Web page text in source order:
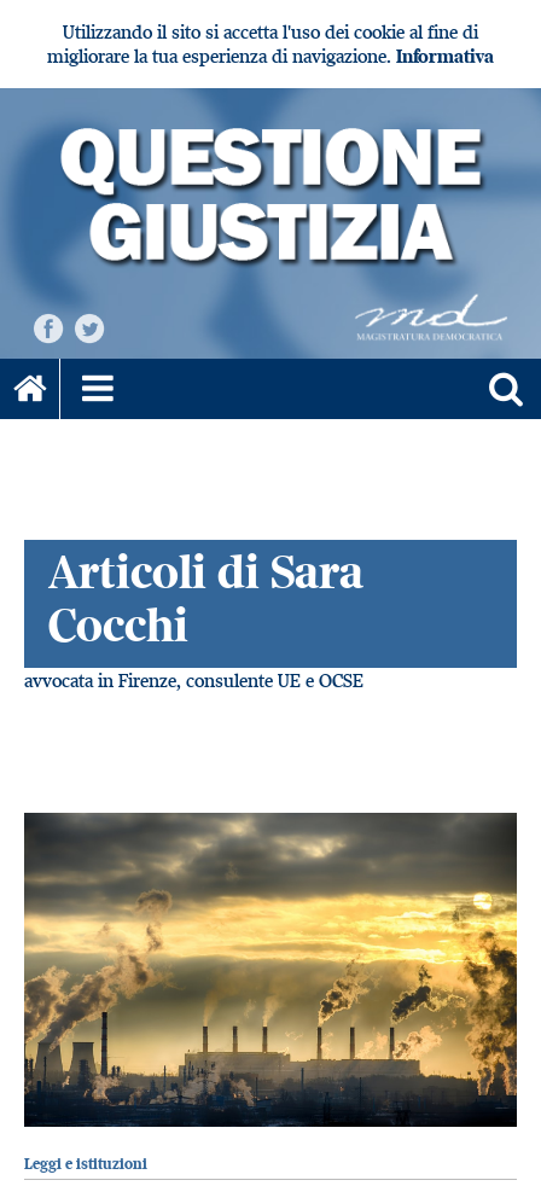
Utilizzando il sito si accetta l'uso dei cookie al fine di
migliorare la tua esperienza di navigazione. Informativa
Articoli di Sara
Cocchi
avvocata in Firenze, consulente UE e OCSE
Leggi e istituzioni